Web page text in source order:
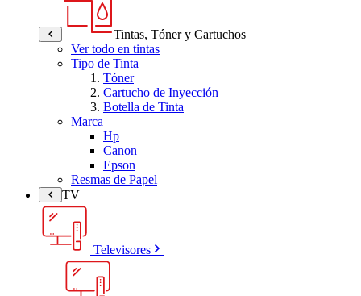
Tintas, Tóner y Cartuchos
Ver todo en tintas
Tipo de Tinta
Tóner
Cartucho de Inyección
Botella de Tinta
Marca
Hp
Canon
Epson
Resmas de Papel
TV
Televisores